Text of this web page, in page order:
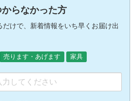
らなかった方
だけで、新着情報をいち早くお届け出
売ります・あげます 家具